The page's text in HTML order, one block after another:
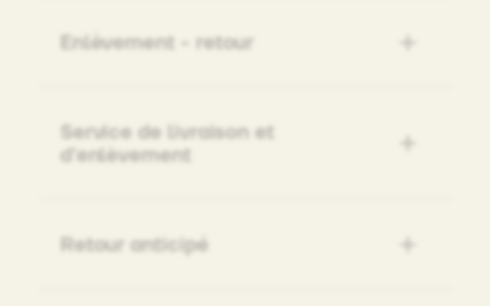
Enlèvement - retour
Service de livraison et
d'enlèvement
Retour anticipé